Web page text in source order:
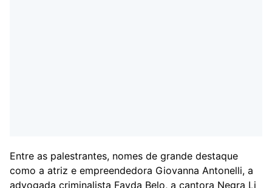
Entre as palestrantes, nomes de grande destaque
como a atriz e empreendedora Giovanna Antonelli, a
advogada criminalista Fayda Belo, a cantora Negra Li